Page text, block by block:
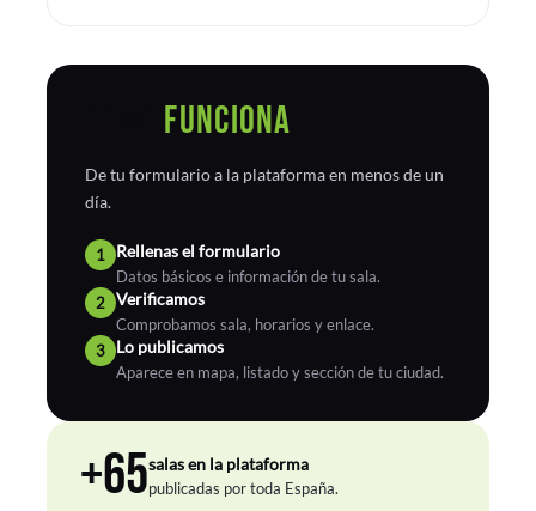
FUNCIONA
De tu formulario a la plataforma en menos de un
día.
1 Rellenas el formulario
Datos básicos e información de tu sala.
2 Verificamos
Comprobamos sala, horarios y enlace.
3
Lo publicamos
Aparece en mapa, listado y sección de tu ciudad.
+65salas en la plataforma
publicadas por toda España.